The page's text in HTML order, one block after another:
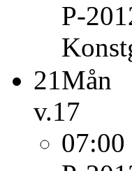
P-
21Mån
v.17
07:00